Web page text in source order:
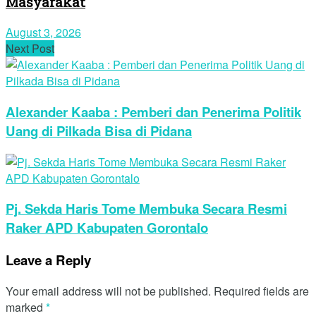
August 3, 2026
Next Post
Alexander Kaaba : Pemberi dan Penerima Politik
Uang di Pilkada Bisa di Pidana
Pj. Sekda Haris Tome Membuka Secara Resmi
Raker APD Kabupaten Gorontalo
Leave a Reply
Your email address will not be published. Required fields are
marked *